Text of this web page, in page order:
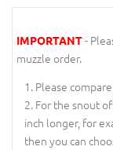
IMPORTANT-
muzzle order.
Please
For the snout
inch longer, for
then you can